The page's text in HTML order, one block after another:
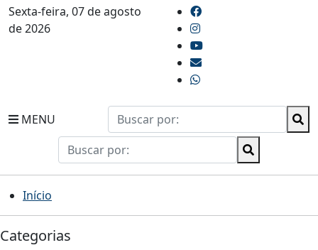
Sexta-feira, 07 de agosto
de 2026
MENU
Início
Categorias